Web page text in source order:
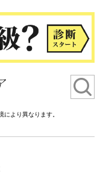
より異なります。